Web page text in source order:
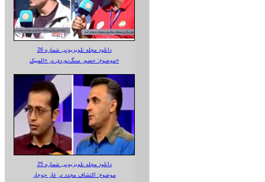
دانلود مجله تلویزیونی شماره 26
موضوع: حضور سنگ‌نوردی در «المپیک»
دانلود مجله تلویزیونی شماره 25
موضوع: اکتشاف مجدد در غار جوجار